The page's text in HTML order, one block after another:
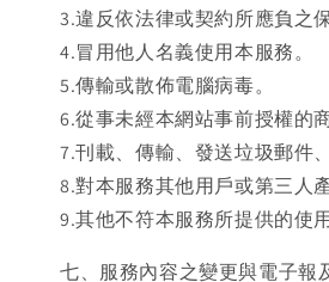
3.違反依法律或契約所應負之
4.冒用他人名義使用本服務。
5.傳輸或散佈電腦病毒。
6.從事未經本網站事前授權的
7.刊載、傳輸、發送垃圾郵件
8.對本服務其他用戶或第三人
9.其他不符本服務所提供的使
七、服務內容之變更與電子報